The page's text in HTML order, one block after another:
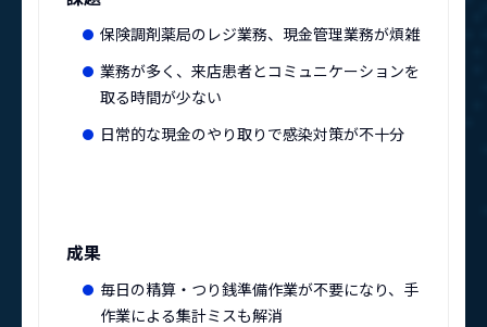
保険調剤薬局のレジ業務、現金管理業務が煩雑
業務が多く、来店患者とコミュニケーションを
取る時間が少ない
日常的な現金のやり取りで感染対策が不十分
成果
毎日の精算・つり銭準備作業が不要になり、手
作業による集計ミスも解消